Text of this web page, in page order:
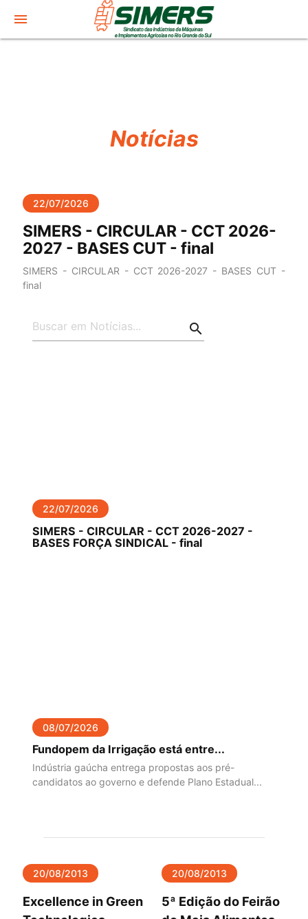
menu
Notícias
22/07/2026
SIMERS - CIRCULAR - CCT 2026-
2027 - BASES CUT - final
SIMERS - CIRCULAR - CCT 2026-2027 - BASES CUT -
final
search
22/07/2026
SIMERS - CIRCULAR - CCT 2026-2027 -
BASES FORÇA SINDICAL - final
08/07/2026
Fundopem da Irrigação está entre...
Indústria gaúcha entrega propostas aos pré-
candidatos ao governo e defende Plano Estadual...
20/08/2013
Excellence in Green
20/08/2013
5ª Edição do Feirão